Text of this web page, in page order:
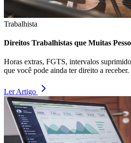
Trabalhista
Direitos Trabalhistas que Muitas
Horas extras, FGTS, intervalos
que você pode ainda ter direito a receber.
Ler Artigo